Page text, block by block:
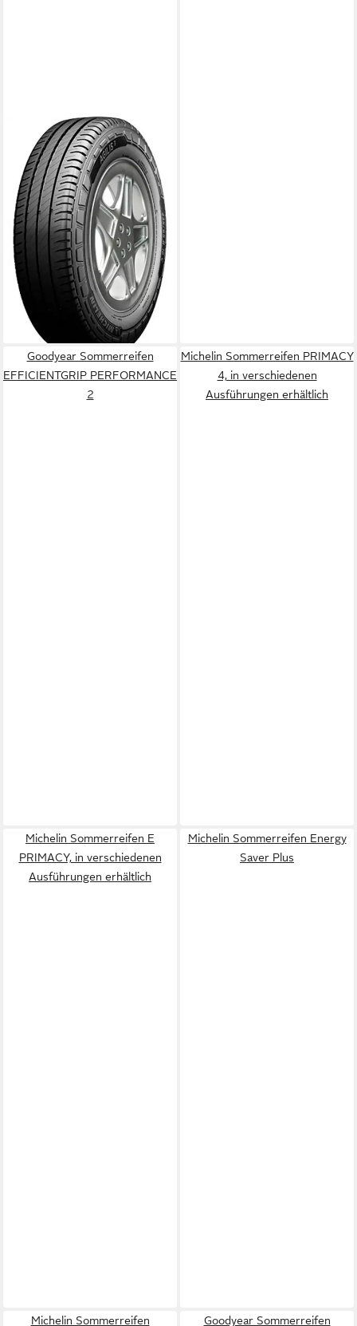
MICHELIN
Sommerreifen AGILIS 3, in
verschiedenen Ausführungen
erhältlich
Kraftstoffeffizienz
Produktdatenblatt
Nasshaftung
Produktdatenblatt
ab 224,99 € UVP 238,99 €
-6%
lieferbar - in 4-5 Werktagen bei dir
Goodyear Sommerreifen
EFFICIENTGRIP PERFORMANCE
2
Michelin Sommerreifen PRIMACY
4, in verschiedenen
Ausführungen erhältlich
Michelin Sommerreifen E
PRIMACY, in verschiedenen
Ausführungen erhältlich
Michelin Sommerreifen Energy
Saver Plus
Michelin Sommerreifen Goodyear Sommerreifen